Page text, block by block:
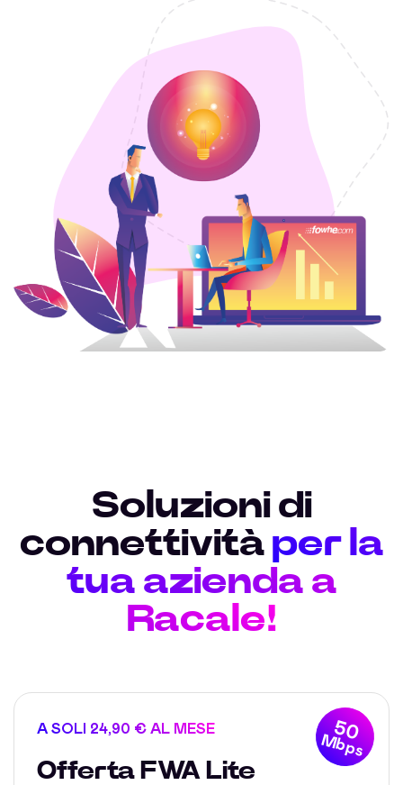
Soluzioni di
connettività per la
tua azienda a
Racale!
50
Mbps
A SOLI 24,90 € AL MESE
Offerta FWA Lite